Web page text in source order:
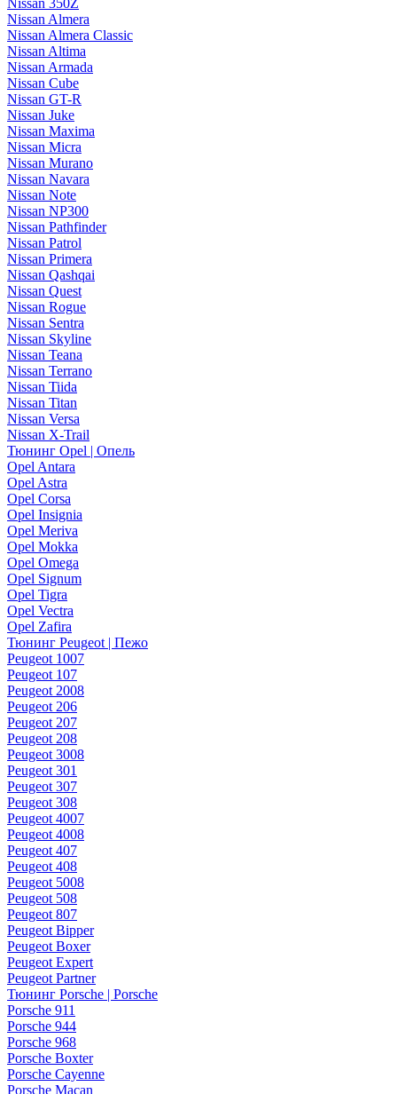
Nissan 350Z
Nissan Almera
Nissan Almera Classic
Nissan Altima
Nissan Armada
Nissan Cube
Nissan GT-R
Nissan Juke
Nissan Maxima
Nissan Micra
Nissan Murano
Nissan Navara
Nissan Note
Nissan NP300
Nissan Pathfinder
Nissan Patrol
Nissan Primera
Nissan Qashqai
Nissan Quest
Nissan Rogue
Nissan Sentra
Nissan Skyline
Nissan Teana
Nissan Terrano
Nissan Tiida
Nissan Titan
Nissan Versa
Nissan X-Trail
Тюнинг Opel | Опель
Opel Antara
Opel Astra
Opel Corsa
Opel Insignia
Opel Meriva
Opel Mokka
Opel Omega
Opel Signum
Opel Tigra
Opel Vectra
Opel Zafira
Тюнинг Peugeot | Пежо
Peugeot 1007
Peugeot 107
Peugeot 2008
Peugeot 206
Peugeot 207
Peugeot 208
Peugeot 3008
Peugeot 301
Peugeot 307
Peugeot 308
Peugeot 4007
Peugeot 4008
Peugeot 407
Peugeot 408
Peugeot 5008
Peugeot 508
Peugeot 807
Peugeot Bipper
Peugeot Boxer
Peugeot Expert
Peugeot Partner
Тюнинг Porsche | Porsche
Porsche 911
Porsche 944
Porsche 968
Porsche Boxter
Porsche Cayenne
Porsche Macan